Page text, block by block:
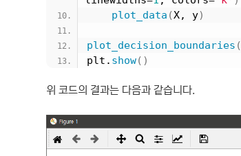
plot_data (X, y)
plot_decision_boundaries (
plt. show()
위 코드의 결과는 다음과 같습니다.